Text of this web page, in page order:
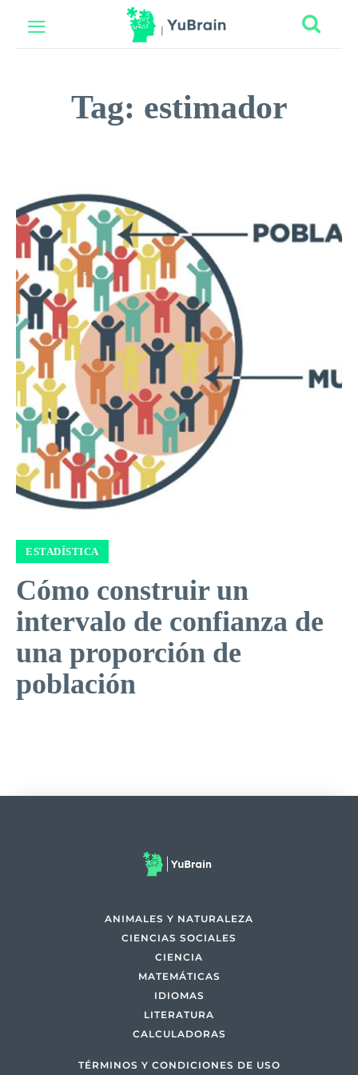
Tag: estimador
ESTADÍSTICA
Cómo construir un
intervalo de confianza de
una proporción de
población
ANIMALES Y NATURALEZA
CIENCIAS SOCIALES
CIENCIA
MATEMÁTICAS
IDIOMAS
LITERATURA
CALCULADORAS
TÉRMINOS Y CONDICIONES DE USO